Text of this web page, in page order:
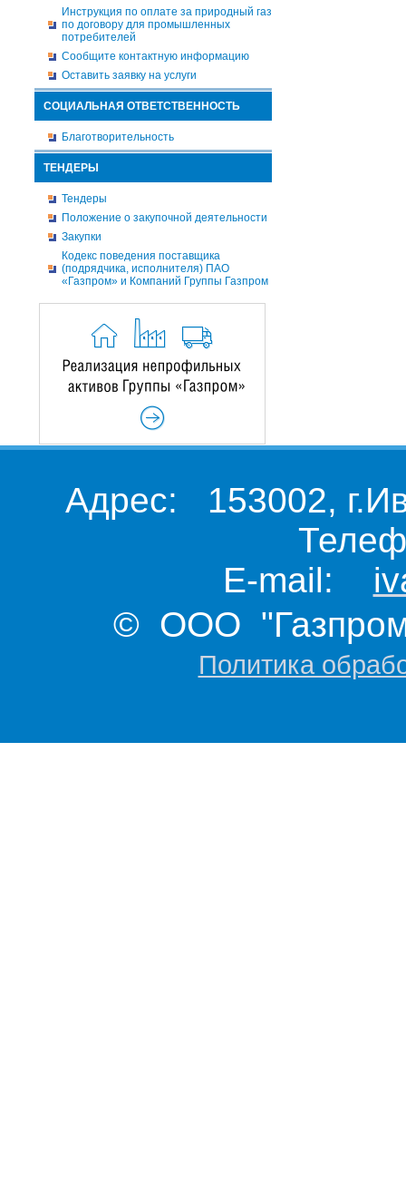
Инструкция по оплате за природный газ
по договору для промышленных
потребителей
Сообщите контактную информацию
Оставить заявку на услуги
СОЦИАЛЬНАЯ ОТВЕТСТВЕННОСТЬ
Благотворительность
ТЕНДЕРЫ
Тендеры
Положение о закупочной деятельности
Закупки
Кодекс поведения поставщика
(подрядчика, исполнителя) ПАО
«Газпром» и Компаний Группы Газпром
Адрес: 153002,
E-mail:
© ООО "Газпром
Политика